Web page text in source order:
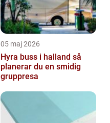
05 maj 2026
Hyra buss i halland så
planerar du en smidig
gruppresa